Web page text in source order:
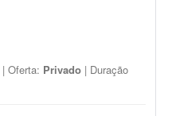
| Oferta: Privado | Duração